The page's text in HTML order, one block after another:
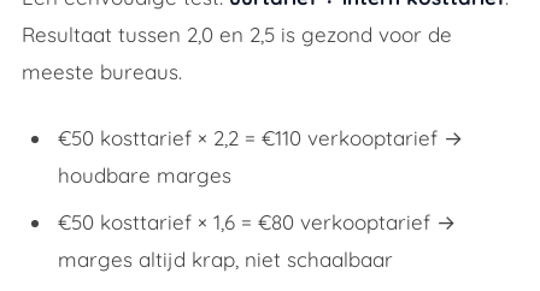
Resultaat tussen 2,0 en 2,5 is gezond voor de
meeste bureaus.
€50 kosttarief × 2,2 = €110 verkooptarief →
houdbare marges
€50 kosttarief × 1,6 = €80 verkooptarief →
marges altijd krap, niet schaalbaar